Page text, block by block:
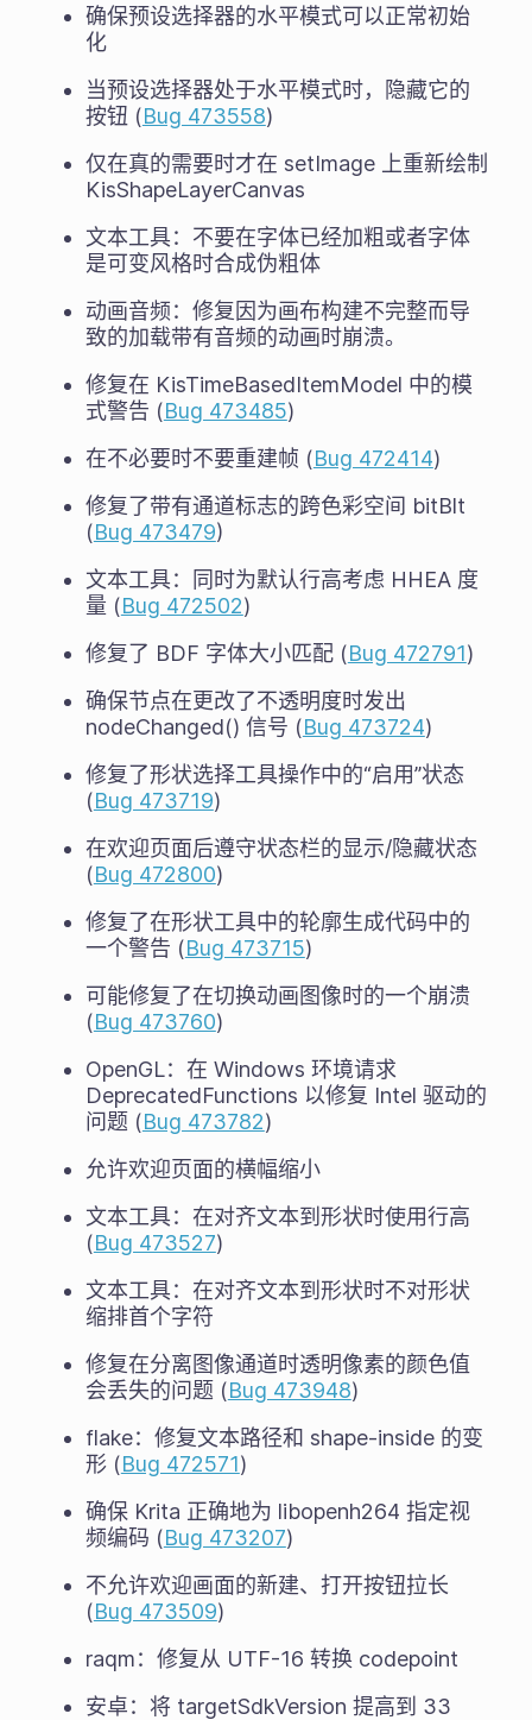
确保预设选择器的水平模式可以正常初始
化
当预设选择器处于水平模式时，隐藏它的
按钮 (Bug 473558)
仅在真的需要时才在 setImage 上重新绘制
KisShapeLayerCanvas
文本工具：不要在字体已经加粗或者字体
是可变风格时合成伪粗体
动画音频：修复因为画布构建不完整而导
致的加载带有音频的动画时崩溃。
修复在 KisTimeBasedItemModel 中的模
式警告 (Bug 473485)
在不必要时不要重建帧 (Bug 472414)
修复了带有通道标志的跨色彩空间 bitBlt
(Bug 473479)
文本工具：同时为默认行高考虑 HHEA 度
量 (Bug 472502)
修复了 BDF 字体大小匹配 (Bug 472791)
确保节点在更改了不透明度时发出
nodeChanged() 信号 (Bug 473724)
修复了形状选择工具操作中的“启用”状态
(Bug 473719)
在欢迎页面后遵守状态栏的显示/隐藏状态
(Bug 472800)
修复了在形状工具中的轮廓生成代码中的
一个警告 (Bug 473715)
可能修复了在切换动画图像时的一个崩溃
(Bug 473760)
OpenGL：在 Windows 环境请求
DeprecatedFunctions 以修复 Intel 驱动的
问题 (Bug 473782)
允许欢迎页面的横幅缩小
文本工具：在对齐文本到形状时使用行高
(Bug 473527)
文本工具：在对齐文本到形状时不对形状
缩排首个字符
修复在分离图像通道时透明像素的颜色值
会丢失的问题 (Bug 473948)
flake：修复文本路径和 shape-inside 的变
形 (Bug 472571)
确保 Krita 正确地为 libopenh264 指定视
频编码 (Bug 473207)
不允许欢迎画面的新建、打开按钮拉长
(Bug 473509)
raqm：修复从 UTF-16 转换 codepoint
安卓：将 targetSdkVersion 提高到 33